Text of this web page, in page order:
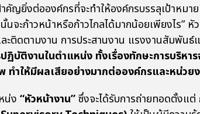
ต่อองค์กรที่จะทำให้องค์กรบรรลุเป้าหมาย
นจะก้าวหน้าหรือก้าวไกลได้มากน้อยเพียงไร
ดตามงาน การประสานงาน แรงงานสัมพันธ์
ฏิบัติงานในตำแหน่ง ทั้งเรื่องทักษะการบริห
ำให้มีผลเสียอย่างมากต่อองค์กรและหน่วย
น่ง “หัวหน้างาน”ซึ่งจะได้รับการถ่ายทอดตั้งแต่